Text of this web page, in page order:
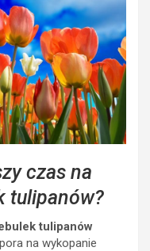
czas na
tulipanów?
tulipanów
na wykopanie